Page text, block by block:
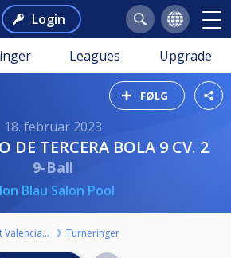
Login
Leagues Upgrade
FØLG
18. februar 2023
DE TERCERA BOLA 9 CV. 2
9-Ball
Blau Salon Pool
Federació Billar Comunitat Valenciana Turneringer